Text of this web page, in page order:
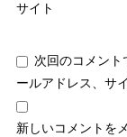
サイト
次回のコメント
ールアドレス、サ
新しいコメントを